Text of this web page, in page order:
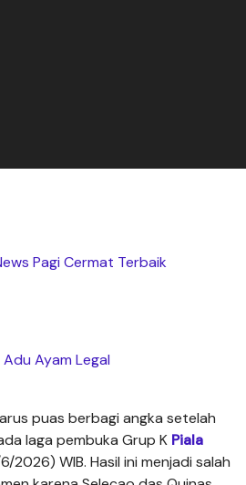
Pagi Cermat Terbaik
Adu Ayam Legal
puas berbagi angka setelah
laga pembuka Grup K Piala
2026) WIB. Hasil ini menjadi salah